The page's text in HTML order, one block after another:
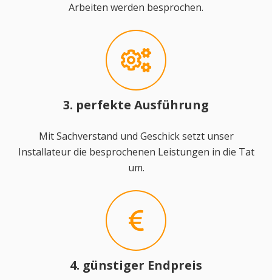
Arbeiten werden besprochen.
3. perfekte Ausführung
Mit Sachverstand und Geschick setzt unser
Installateur die besprochenen Leistungen in die Tat
um.
4. günstiger Endpreis